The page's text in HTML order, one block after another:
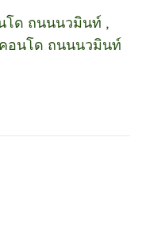
โด ถนนนวมินท์ ,
อนโด ถนนนวมินท์